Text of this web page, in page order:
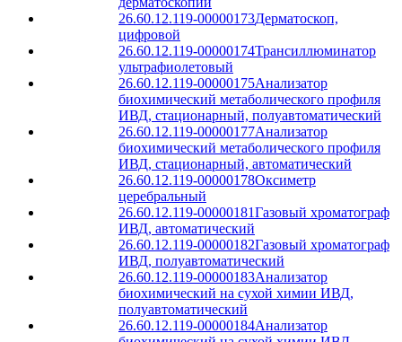
26.60.12.119-00000173Дерматоскоп,
цифровой
26.60.12.119-00000174Трансиллюминатор
ультрафиолетовый
26.60.12.119-00000175Анализатор
биохимический метаболического профиля
ИВД, стационарный, полуавтоматический
26.60.12.119-00000177Анализатор
биохимический метаболического профиля
ИВД, стационарный, автоматический
26.60.12.119-00000178Оксиметр
церебральный
26.60.12.119-00000181Газовый хроматограф
ИВД, автоматический
26.60.12.119-00000182Газовый хроматограф
ИВД, полуавтоматический
26.60.12.119-00000183Анализатор
биохимический на сухой химии ИВД,
полуавтоматический
26.60.12.119-00000184Анализатор